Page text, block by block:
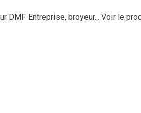
DMF Entreprise, broyeur... Voir le